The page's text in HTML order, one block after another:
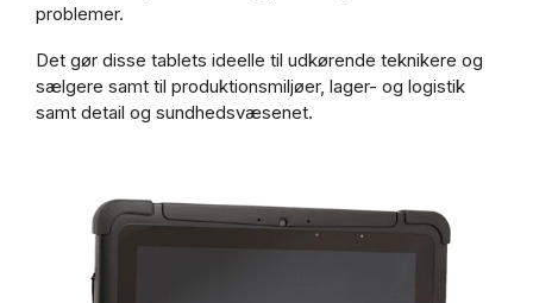
problemer.
Det gør disse tablets ideelle til udkørende teknikere og
sælgere samt til produktionsmiljøer, lager- og logistik
samt detail og sundhedsvæsenet.